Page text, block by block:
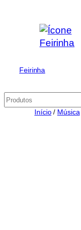
conteúdo
Feirinha
Pesquisar
Início/ Música